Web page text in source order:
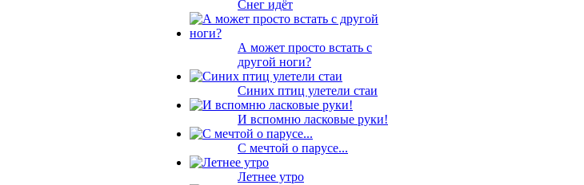
Снег идёт
А может просто встать с
другой ноги?
Синих птиц улетели стаи
И вспомню ласковые руки!
С мечтой о парусе...
Летнее утро